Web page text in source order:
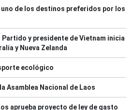
de los destinos preferidos por los
y presidente de Vietnam inicia
y Nueva Zelanda
ecológico
Asamblea Nacional de Laos
aprueba proyecto de ley de gasto